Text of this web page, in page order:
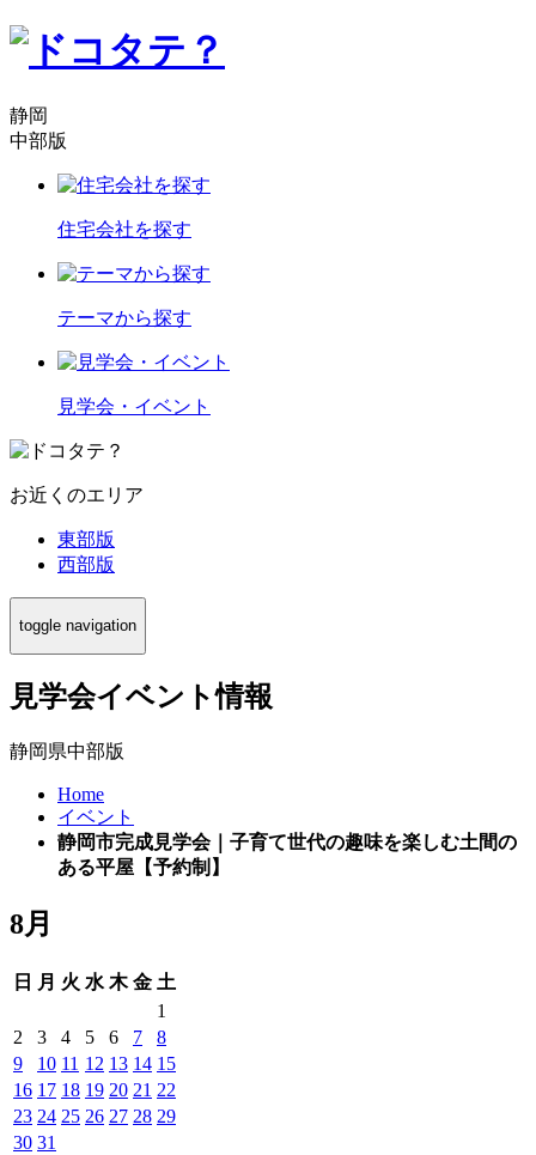
静岡
中部版
住宅会社を探す
テーマから探す
見学会・イベント
お近くのエリア
東部版
西部版
toggle navigation
見学会イベント情報
静岡県中部版
Home
イベント
静岡市完成見学会｜子育て世代の趣味を楽しむ土間の
ある平屋【予約制】
8月
日 月 火 水 木 金 土
1
2
3 4 5 6 7
8
9
10 11 12 13 14 15
16 17 18 19 20 21 22
23 24 25 26 27 28 29
30 31